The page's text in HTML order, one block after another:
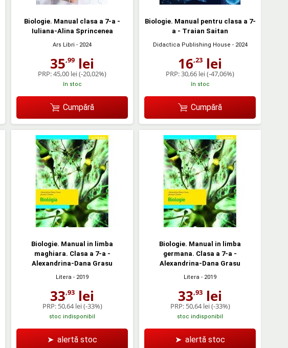
Biologie. Manual clasa a 7-a -
Iuliana-Alina Sprincenea
Ars Libri - 2024
35,99 lei
PRP:45,00 lei(-20,02%)
în stoc
Cumpără
Biologie. Manual pentru clasa a 7-
a - Traian Saitan
Didactica Publishing House - 2024
16,23 lei
PRP:30,66 lei(-47,06%)
în stoc
Cumpără
Biologie. Manual in limba
maghiara. Clasa a 7-a -
Alexandrina-Dana Grasu
Litera - 2019
33,93 lei
PRP: 50,64 lei(-33%)
stoc indisponibil
➤ alertă stoc
Biologie. Manual in limba
germana. Clasa a 7-a -
Alexandrina-Dana Grasu
Litera - 2019
33,93 lei
PRP: 50,64 lei(-33%)
stoc indisponibil
➤ alertă stoc